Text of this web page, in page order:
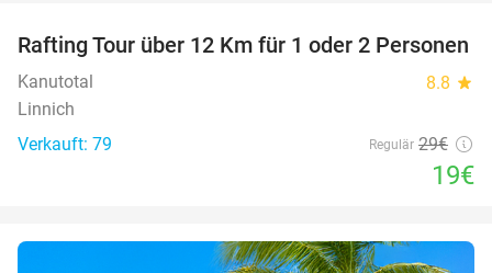
34%
Rafting Tour über 12 Km für 1 oder 2 Personen
Kanutotal 8.8 star
Linnich
Verkauft: 79
Regulär 29€
19€